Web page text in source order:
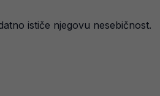
ističe njegovu nesebičnost.